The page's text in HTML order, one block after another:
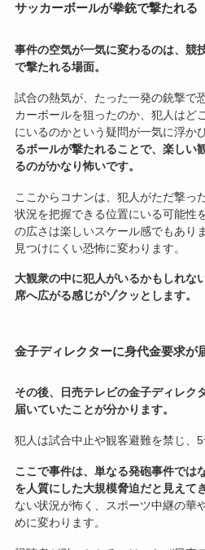
サッカーボールが拳銃で撃たれる
事件の空気が一気に変わるのは、競
で撃たれる場面。
試合の熱気が、たった一発の銃撃で
カーボールを狙ったのか、犯人はど
にいるのかという疑問が一気に浮か
るボールが撃たれることで、楽しい
るのがかなり怖いです。
ここからコナンは、犯人がただ撃っ
状況を把握できる位置にいる可能性
の広さは楽しいスケール感でもあり
見つけにくい恐怖に変わります。
大観衆の中に犯人がいるかもしれな
席へ広がる感じがゾクッとします。
金子ディレクターに身代金要求が
その後、日売テレビの金子ディレク
届いていたことが分かります。
犯人は試合中止や観客避難を禁じ、5
ここで事件は、単なる発砲事件では
を人質にした大規模脅迫だと見えて
ない状況が怖く、スポーツ中継の華
めに変わります。